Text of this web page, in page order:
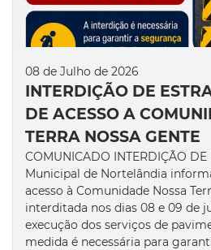
08 de Julho de 2026
INTERDIÇÃO DE
DE ACESSO A
TERRA NOSSA GENTE
COMUNICADO INTERDIÇÃO
Municipal de Nortelândia
acesso à Comunidade Nossa
interditada nos dias 08 e 09 de
execução dos serviços de
medida é necessária para